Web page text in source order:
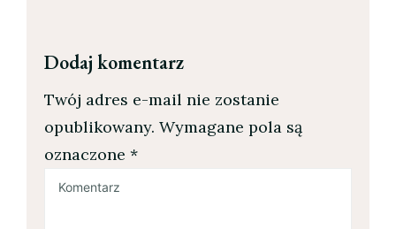
Dodaj komentarz
Twój adres e-mail nie zostanie
opublikowany. Wymagane pola są
oznaczone *